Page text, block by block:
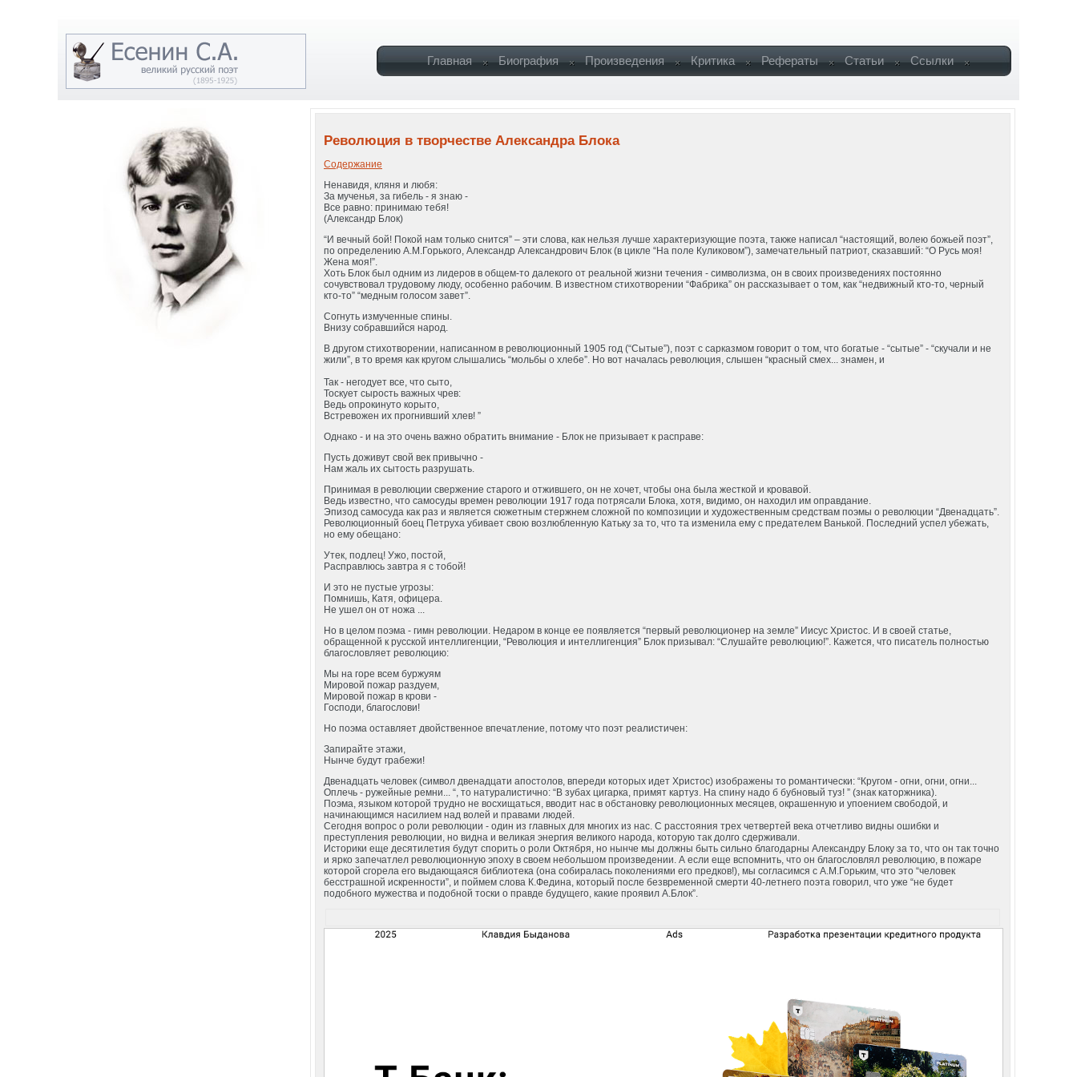
Главная Биография Произведения Критика Рефераты Статьи Ссылки
Революция в творчестве Александра Блока
Содержание
Ненавидя, кляня и любя:
За мученья, за гибель - я знаю -
Все равно: принимаю тебя!
(Александр Блок)
“И вечный бой! Покой нам только снится” – эти слова, как нельзя лучше характеризующие поэта, также написал “настоящий, волею божьей поэт”,
по определению А.М.Горького, Александр Александрович Блок (в цикле “На поле Куликовом”), замечательный патриот, сказавший: “О Русь моя!
Жена моя!”.
Хоть Блок был одним из лидеров в общем-то далекого от реальной жизни течения - символизма, он в своих произведениях постоянно
сочувствовал трудовому люду, особенно рабочим. В известном стихотворении “Фабрика” он рассказывает о том, как “недвижный кто-то, черный
кто-то” “медным голосом завет”.
Согнуть измученные спины.
Внизу собравшийся народ.
В другом стихотворении, написанном в революционный 1905 год (“Сытые”), поэт с сарказмом говорит о том, что богатые - “сытые” - “скучали и не
жили”, в то время как кругом слышались “мольбы о хлебе”. Но вот началась революция, слышен “красный смех... знамен, и
Так - негодует все, что сыто,
Тоскует сырость важных чрев:
Ведь опрокинуто корыто,
Встревожен их прогнивший хлев! ”
Однако - и на это очень важно обратить внимание - Блок не призывает к расправе:
Пусть доживут свой век привычно -
Нам жаль их сытость разрушать.
Принимая в революции свержение старого и отжившего, он не хочет, чтобы она была жесткой и кровавой.
Ведь известно, что самосуды времен революции 1917 года потрясали Блока, хотя, видимо, он находил им оправдание.
Эпизод самосуда как раз и является сюжетным стержнем сложной по композиции и художественным средствам поэмы о революции “Двенадцать”.
Революционный боец Петруха убивает свою возлюбленную Катьку за то, что та изменила ему с предателем Ванькой. Последний успел убежать,
но ему обещано:
Утек, подлец! Ужо, постой,
Расправлюсь завтра я с тобой!
И это не пустые угрозы:
Помнишь, Катя, офицера.
Не ушел он от ножа ...
Но в целом поэма - гимн революции. Недаром в конце ее появляется “первый революционер на земле” Иисус Христос. И в своей статье,
обращенной к русской интеллигенции, “Революция и интеллигенция” Блок призывал: “Слушайте революцию!”. Кажется, что писатель полностью
благословляет революцию:
Мы на горе всем буржуям
Мировой пожар раздуем,
Мировой пожар в крови -
Господи, благослови!
Но поэма оставляет двойственное впечатление, потому что поэт реалистичен:
Запирайте этажи,
Нынче будут грабежи!
Двенадцать человек (символ двенадцати апостолов, впереди которых идет Христос) изображены то романтически: “Кругом - огни, огни, огни...
Оплечь - ружейные ремни... “, то натуралистично: “В зубах цигарка, примят картуз. На спину надо б бубновый туз! ” (знак каторжника).
Поэма, языком которой трудно не восхищаться, вводит нас в обстановку революционных месяцев, окрашенную и упоением свободой, и
начинающимся насилием над волей и правами людей.
Сегодня вопрос о роли революции - один из главных для многих из нас. С расстояния трех четвертей века отчетливо видны ошибки и
преступления революции, но видна и великая энергия великого народа, которую так долго сдерживали.
Историки еще десятилетия будут спорить о роли Октября, но нынче мы должны быть сильно благодарны Александру Блоку за то, что он так точно
и ярко запечатлел революционную эпоху в своем небольшом произведении. А если еще вспомнить, что он благословлял революцию, в пожаре
которой сгорела его выдающаяся библиотека (она собиралась поколениями его предков!), мы согласимся с А.М.Горьким, что это “человек
бесстрашной искренности”, и поймем слова К.Федина, который после безвременной смерти 40-летнего поэта говорил, что уже “не будет
подобного мужества и подобной тоски о правде будущего, какие проявил А.Блок”.